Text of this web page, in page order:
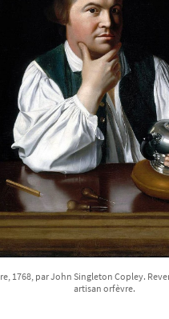
1768, par John Singleton Copley.
artisan orfèvre.